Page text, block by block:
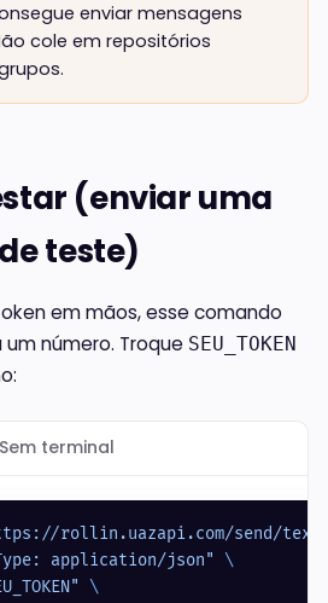
enviar mensagens
cole em repositórios
(enviar uma
teste)
em mãos, esse comando
um número. Troque SEU_TOKEN
rollin.uazapi.com/send/text
application/json"
\
\
Sem terminal